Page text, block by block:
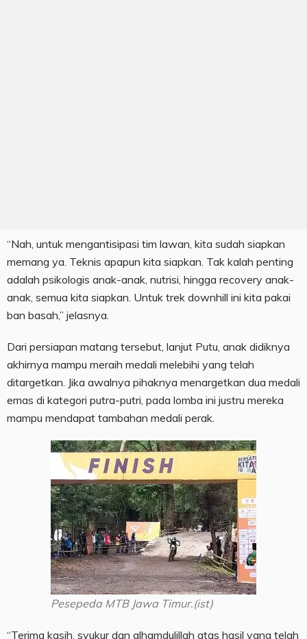
“Nah, untuk mengantisipasi tim lawan, kita sudah siapkan
memang ya. Teknis apapun kita siapkan. Tak kalah penting
adalah psikologis anak-anak, nutrisi, hingga recovery anak-
anak, semua kita siapkan. Untuk trek downhill ini kita pakai
ban basah,” jelasnya.
Dari persiapan matang tersebut, lanjut Putu, anak didiknya
akhirnya mampu meraih medali melebihi yang telah
ditargetkan. Jika awalnya pihaknya menargetkan dua medali
emas di kategori putra-putri, pada lomba ini justru mereka
mampu mendapat tambahan medali perak.
Pesepeda MTB Jawa Timur.(ist)
“Terima kasih, syukur dan alhamdulillah atas hasil yang telah